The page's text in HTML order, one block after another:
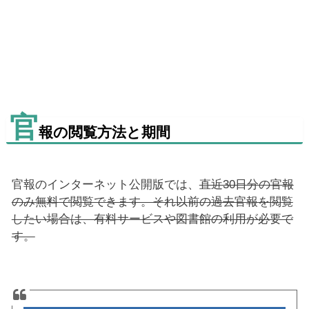
官報の閲覧方法と期間
官報のインターネット公開版では、直近30日分の官報
のみ無料で閲覧できます。それ以前の過去官報を閲覧
したい場合は、有料サービスや図書館の利用が必要で
す。